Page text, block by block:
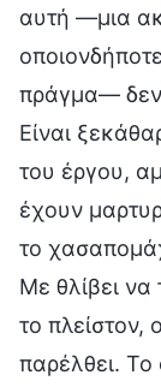
αυτή —μια
πράγμα— δεν
Είναι
του έργου,
έχουν
το
Με θλίβει
το
παρέλθει.